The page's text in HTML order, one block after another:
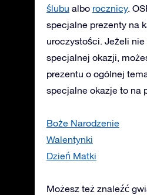
ślubu albo rocznicy.
specjalne prezenty na
uroczystości. Jeżeli nie
specjalnej okazji,
prezentu o ogólnej
specjalne okazje to na
Boże Narodzenie
Walentynki
Dzień Matki
Możesz też znaleźć